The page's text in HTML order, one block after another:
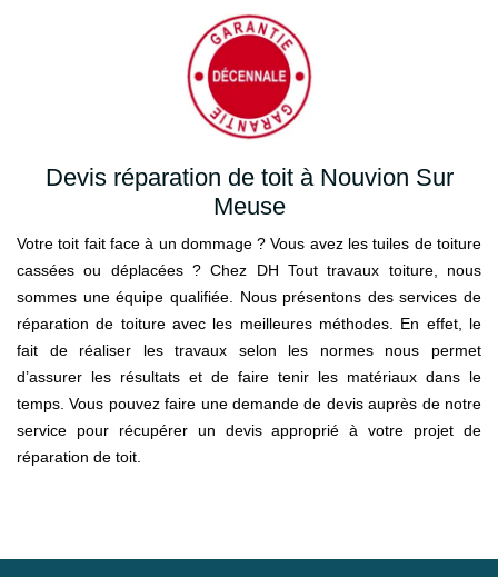
Devis réparation de toit à Nouvion Sur
Meuse
Votre toit fait face à un dommage ? Vous avez les tuiles de toiture
cassées ou déplacées ? Chez DH Tout travaux toiture, nous
sommes une équipe qualifiée. Nous présentons des services de
réparation de toiture avec les meilleures méthodes. En effet, le
fait de réaliser les travaux selon les normes nous permet
d’assurer les résultats et de faire tenir les matériaux dans le
temps. Vous pouvez faire une demande de devis auprès de notre
service pour récupérer un devis approprié à votre projet de
réparation de toit.